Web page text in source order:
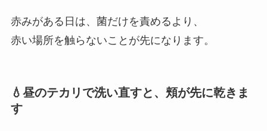
赤みがある日は、菌だけを責めるより、
赤い場所を触らないことが先になります。
💧昼のテカリで洗い直すと、頬が先に乾きま
す